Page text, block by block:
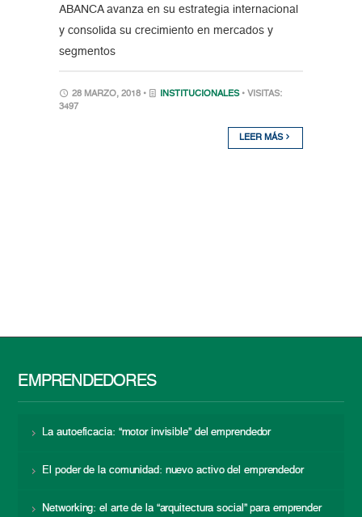
ABANCA avanza en su estrategia internacional
y consolida su crecimiento en mercados y
segmentos
28 MARZO, 2018 • INSTITUCIONALES • VISITAS:
3497
LEER MÁS
EMPRENDEDORES
La autoeficacia: “motor invisible” del emprendedor
El poder de la comunidad: nuevo activo del emprendedor
Networking: el arte de la “arquitectura social” para emprender